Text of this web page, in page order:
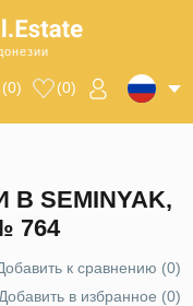
(0) (0)
SEMINYAK,
764
к сравнению (0)
Добавить в избранное (0)